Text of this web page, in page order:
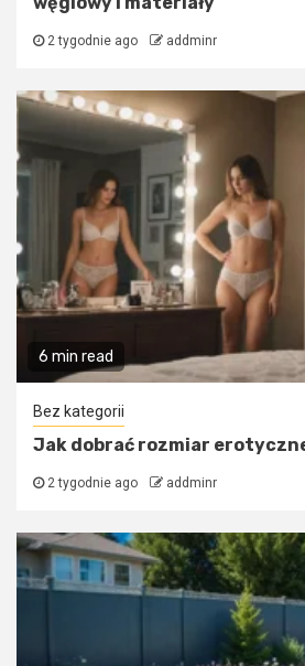
2 tygodnie ago addminr
6 min read
Bez kategorii
Jak dobrać rozmiar
2 tygodnie ago addminr